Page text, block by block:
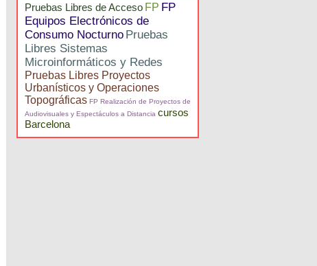
Pruebas Libres de Acceso FP FP
Equipos Electrónicos de
Consumo Nocturno Pruebas
Libres Sistemas
Microinformáticos y Redes
Pruebas Libres Proyectos
Urbanísticos y Operaciones
Topográficas FP Realización de Proyectos de
Audiovisuales y Espectáculos a Distancia cursos
Barcelona